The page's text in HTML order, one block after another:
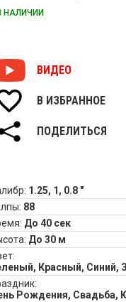
НАЛИЧИИ
ВИДЕО
В ИЗБРАННОЕ
ПОДЕЛИТЬСЯ
1.25, 1, 0.8 "
88
До 40 сек
До 30 м
Красный, Синий,
Рождения, Свадьба,